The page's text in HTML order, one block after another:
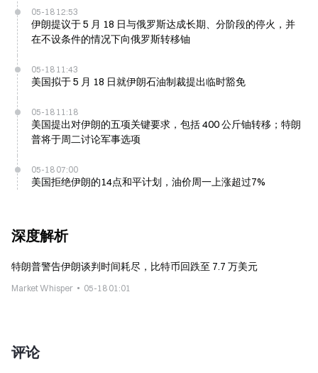
05-18 12:53
伊朗提议于 5 月 18 日与俄罗斯达成长期、分阶段的停火，并
在不设条件的情况下向俄罗斯转移铀
05-18 11:43
美国拟于 5 月 18 日就伊朗石油制裁提出临时豁免
05-18 11:18
美国提出对伊朗的五项关键要求，包括 400 公斤铀转移；特朗
普将于周二讨论军事选项
05-18 07:00
美国拒绝伊朗的14点和平计划，油价周一上涨超过7%
深度解析
特朗普警告伊朗谈判时间耗尽，比特币回跌至 7.7 万美元
Market Whisper 05-18 01:01
评论